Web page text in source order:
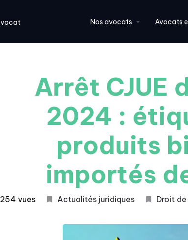
Nos avocats Avocats
Arrêt CJUE
2024 :
produits
importés
254 vues Actualités juridiques Droit de